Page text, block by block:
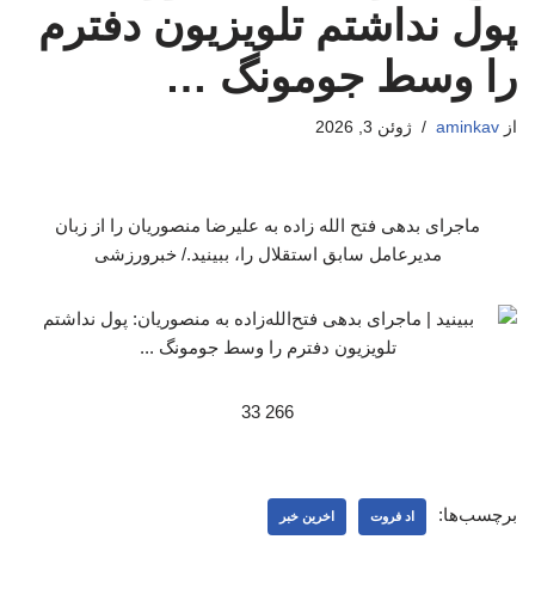
پول نداشتم تلویزیون دفترم
را وسط جومونگ …
از aminkav ژوئن 3, 2026
ماجرای بدهی فتح الله زاده به علیرضا منصوریان را از زبان
مدیرعامل سابق استقلال را، ببینید./ خبرورزشی
266 33
برچسب‌ها: اد فروت اخرین خبر